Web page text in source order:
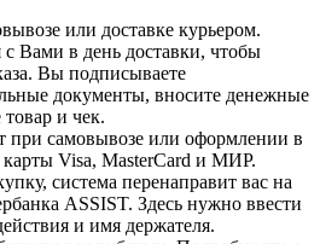
или доставке курьером.
Вами в день доставки, чтобы
Вы подписываете
документы, вносите денежные
товар и чек.
при самовывозе или оформлении в
карты Visa, MasterCard и МИР.
система перенаправит вас на
ASSIST. Здесь нужно ввести
и имя держателя.